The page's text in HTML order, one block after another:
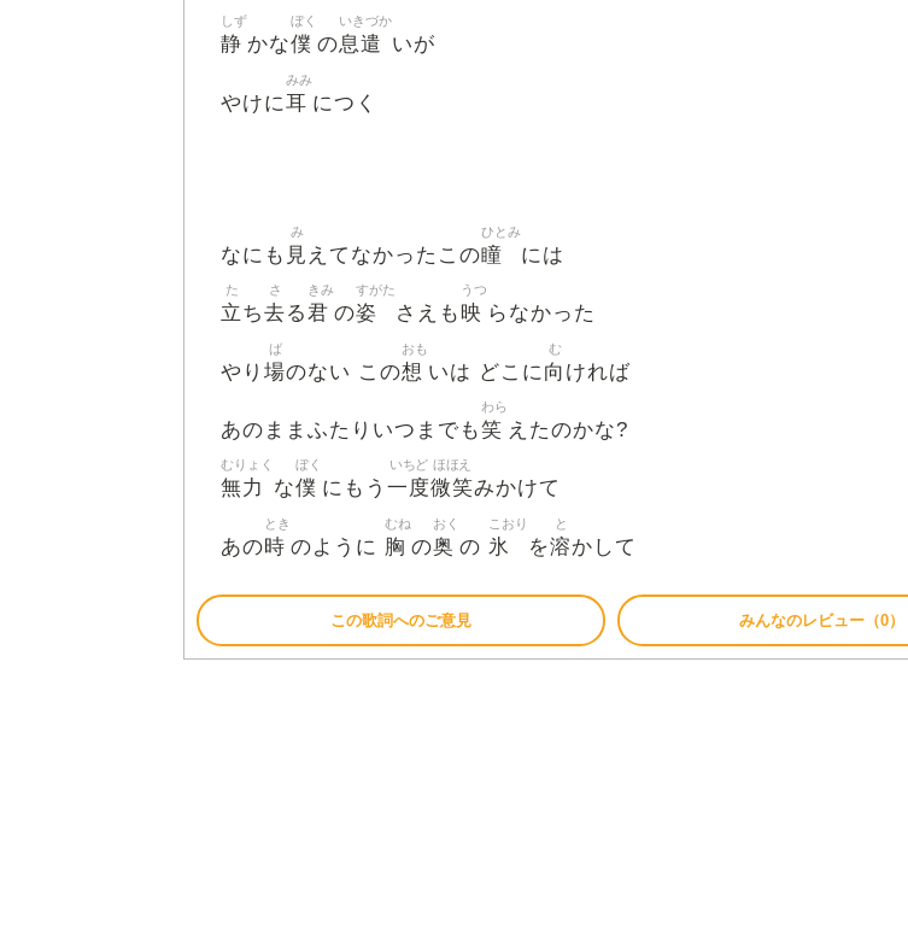
静
しず
かな僕
ぼく
の息遣
いきづか
いが
やけに耳
みみ
につく
なにも 見
み
えてなかったこの瞳
ひとみ
には
立
た
ち去
さ
る君
きみ
の姿
すがた
さえも 映
うつ
らなかった
やり 場
ば
のない この想
おも
いは どこに向
む
ければ
あのままふたりいつまでも笑
わら
えたのかな?
無力
むりょく
な僕
ぼく
にもう 一度
いちど
微笑
ほほえ
みかけて
あの時
とき
のように 胸
むね
の奥
おく
の 氷
こおり
を溶
と
かして
この歌詞へのご意見 みんなのレビュー（0）